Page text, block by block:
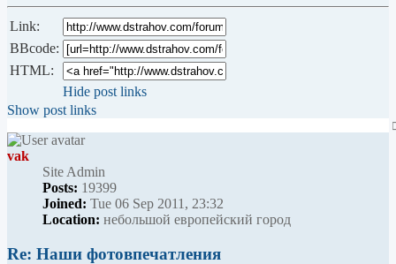
Link:
BBcode:
HTML:
Hide post links
Show post links
vak
Site Admin
Posts: 19399
Joined: Tue 06 Sep 2011, 23:32
Location: небольшой европейский город
Re: Наши фотовпечатления